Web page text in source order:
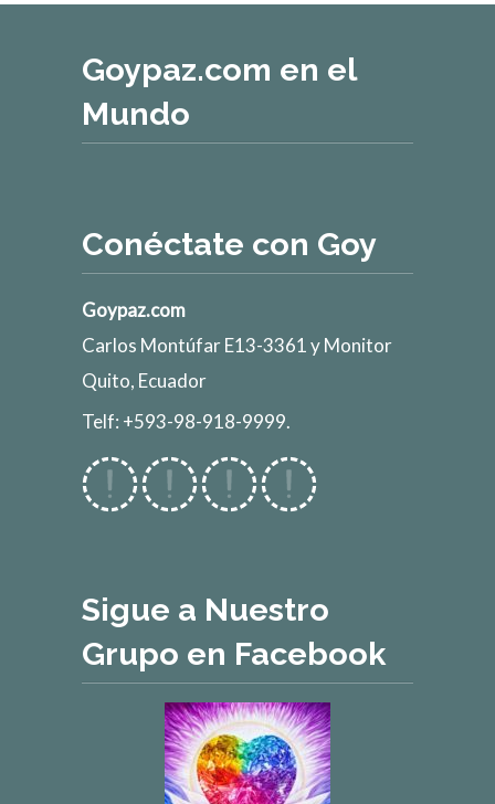
Goypaz.com en el
Mundo
Conéctate con Goy
Goypaz.com
Carlos Montúfar E13-3361 y Monitor
Quito, Ecuador
Telf: +593-98-918-9999.
Sigue a Nuestro
Grupo en Facebook